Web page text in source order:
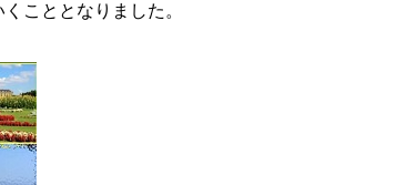
こととなりました。